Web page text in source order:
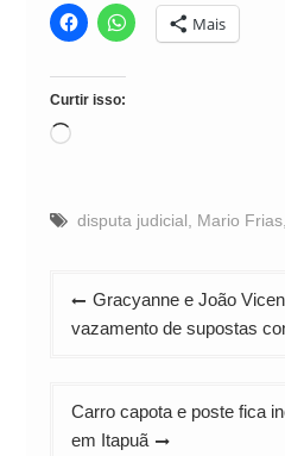
Mais
Curtir isso:
Carregando...
disputa judicial Mario Frias,
Navegação
de
Gracyanne e João
vazamento de supostas
Carro capota e poste fica
em Itapuã